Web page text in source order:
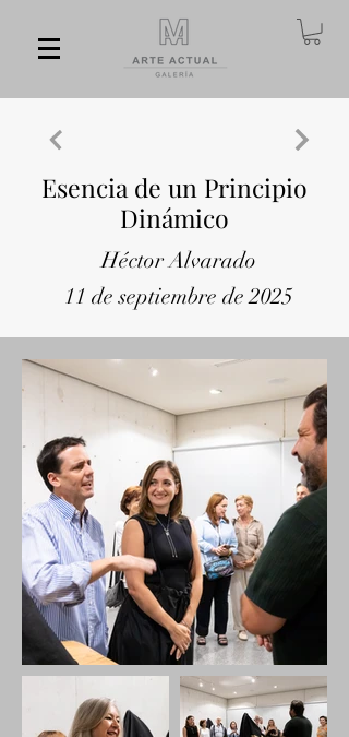
Esencia de un Principio
Dinámico
Héctor Alvarado
11 de septiembre de 2025